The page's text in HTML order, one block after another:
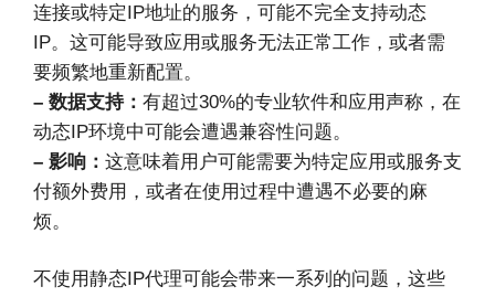
连接或特定IP地址的服务，可能不完全支持动态
IP。这可能导致应用或服务无法正常工作，或者需
要频繁地重新配置。
– 数据支持： 有超过30%的专业软件和应用声称，在
动态IP环境中可能会遭遇兼容性问题。
– 影响： 这意味着用户可能需要为特定应用或服务支
付额外费用，或者在使用过程中遭遇不必要的麻
烦。
不使用静态IP代理可能会带来一系列的问题，这些